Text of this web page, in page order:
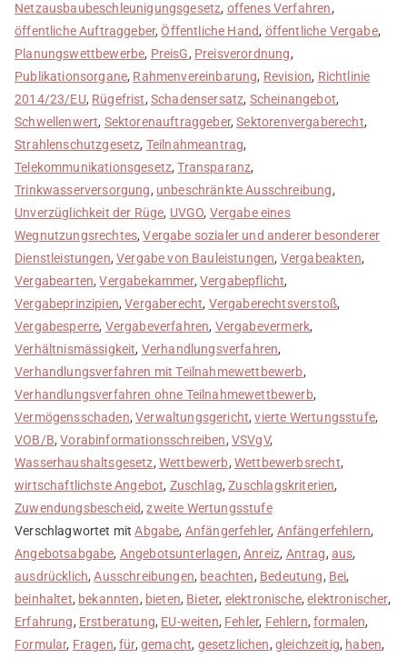
Netzausbaubeschleunigungsgesetz, offenes Verfahren,
öffentliche Auftraggeber,Öffentliche Hand, öffentliche Vergabe,
Planungswettbewerbe, PreisG, Preisverordnung,
Publikationsorgane, Rahmenvereinbarung, Revision, Richtlinie
2014/23/EU, Rügefrist, Schadensersatz, Scheinangebot,
Schwellenwert, Sektorenauftraggeber,Sektorenvergaberecht,
Strahlenschutzgesetz, Teilnahmeantrag,
Telekommunikationsgesetz,Transparanz,
Trinkwasserversorgung, unbeschränkte Ausschreibung,
Unverzüglichkeit der Rüge, UVGO, Vergabe eines
Wegnutzungsrechtes,Vergabe sozialer und anderer besonderer
Dienstleistungen,Vergabe von Bauleistungen, Vergabeakten,
Vergabearten,Vergabekammer, Vergabepflicht,
Vergabeprinzipien,Vergaberecht, Vergaberechtsverstoß,
Vergabesperre, Vergabeverfahren, Vergabevermerk,
Verhältnismässigkeit, Verhandlungsverfahren,
Verhandlungsverfahren mit Teilnahmewettbewerb,
Verhandlungsverfahren ohne Teilnahmewettbewerb,
Vermögensschaden,Verwaltungsgericht,vierte Wertungsstufe,
VOB/B,Vorabinformationsschreiben, VSVgV,
Wasserhaushaltsgesetz, Wettbewerb, Wettbewerbsrecht,
wirtschaftlichste Angebot, Zuschlag,Zuschlagskriterien,
Zuwendungsbescheid,zweite Wertungsstufe
Verschlagwortet mitAbgabe, Anfängerfehler, Anfängerfehlern,
Angebotsabgabe, Angebotsunterlagen,Anreiz, Antrag, aus,
ausdrücklich,Ausschreibungen, beachten, Bedeutung, Bei,
beinhaltet, bekannten, bieten, Bieter, elektronische,elektronischer,
Erfahrung, Erstberatung, EU-weiten, Fehler, Fehlern,formalen,
Formular, Fragen,für, gemacht, gesetzlichen, gleichzeitig, haben,